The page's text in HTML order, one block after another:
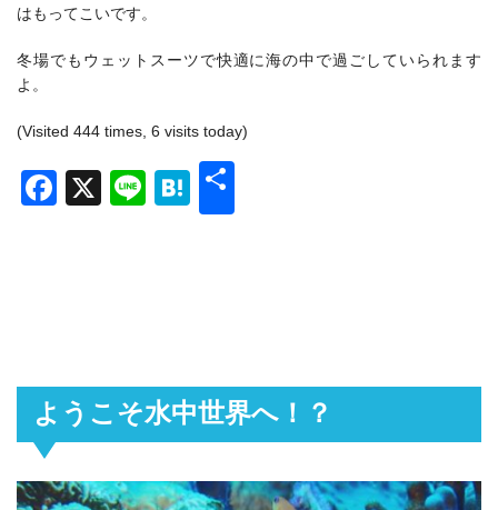
はもってこいです。
冬場でもウェットスーツで快適に海の中で過ごしていられます
よ。
(Visited 444 times, 6 visits today)
Facebook
X LineHatena
ようこそ水中世界へ！？